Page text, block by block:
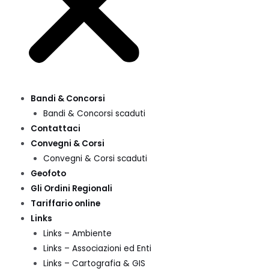
Bandi & Concorsi
Bandi & Concorsi scaduti
Contattaci
Convegni & Corsi
Convegni & Corsi scaduti
Geofoto
Gli Ordini Regionali
Tariffario online
Links
Links – Ambiente
Links – Associazioni ed Enti
Links – Cartografia & GIS